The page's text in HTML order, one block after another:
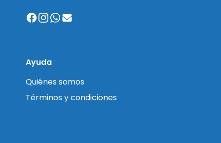
Ayuda
Quiénes somos
Términos y condiciones